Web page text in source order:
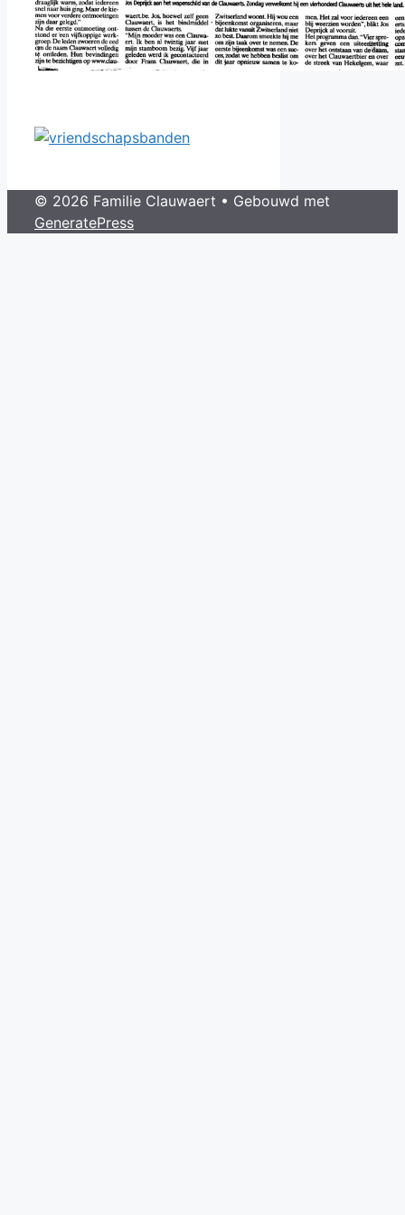
© 2026 Familie Clauwaert • Gebouwd met
GeneratePress